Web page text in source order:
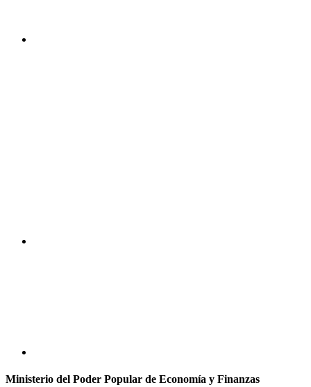
Ministerio del Poder Popular de Economía y Finanzas